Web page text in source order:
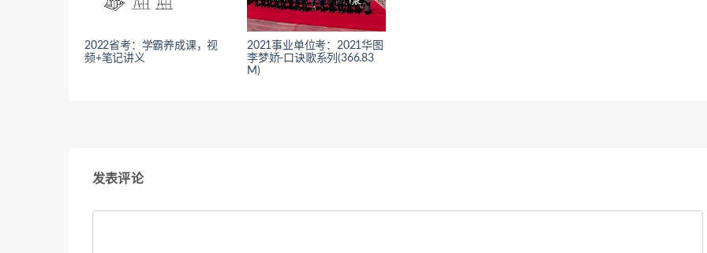
2022省考：学霸养成课，视
频+笔记讲义
2021事业单位考：2021华图
李梦娇-口诀歌系列(366.83
M)
发表评论